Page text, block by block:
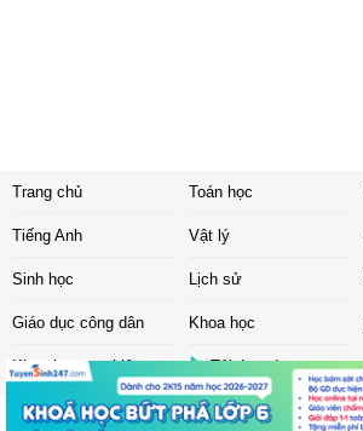
Trang chủ Toán học
Tiếng Anh Vật lý
Sinh học Lịch sử
Giáo dục công dân Khoa học
Khoa học tự nhiên Tải ứng dụng
Liên hệ|Chính sách